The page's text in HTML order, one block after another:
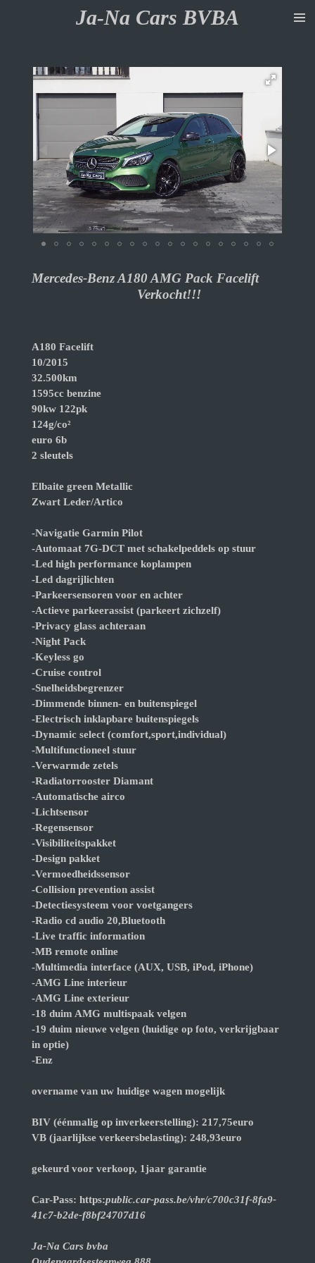
hoofdinhoud
Ja-Na Cars BVBA
Mercedes-Benz A180 AMG Pack Facelift
Verkocht!!!
A180 Facelift
10/2015
32.500km
1595cc benzine
90kw 122pk
124g/co²
euro 6b
2 sleutels
Elbaite green Metallic
Zwart Leder/Artico
-Navigatie Garmin Pilot
-Automaat 7G-DCT met schakelpeddels op stuur
-Led high performance koplampen
-Led dagrijlichten
-Parkeersensoren voor en achter
-Actieve parkeerassist (parkeert zichzelf)
-Privacy glass achteraan
-Night Pack
-Keyless go
-Cruise control
-Snelheidsbegrenzer
-Dimmende binnen- en buitenspiegel
-Electrisch inklapbare buitenspiegels
-Dynamic select (comfort,sport,individual)
-Multifunctioneel stuur
-Verwarmde zetels
-Radiatorrooster Diamant
-Automatische airco
-Lichtsensor
-Regensensor
-Visibiliteitspakket
-Design pakket
-Vermoedheidssensor
-Collision prevention assist
-Detectiesysteem voor voetgangers
-Radio cd audio 20,Bluetooth
-Live traffic information
-MB remote online
-Multimedia interface (AUX, USB, iPod, iPhone)
-AMG Line interieur
-AMG Line exterieur
-18 duim AMG multispaak velgen
-19 duim nieuwe velgen (huidige op foto, verkrijgbaar
in optie)
-Enz
overname van uw huidige wagen mogelijk
BIV (éénmalig op inverkeerstelling): 217,75euro
VB (jaarlijkse verkeersbelasting): 248,93euro
gekeurd voor verkoop, 1jaar garantie
Car-Pass: https:public.car-pass.be/vhr/c700c31f-8fa9-
41c7-b2de-f8bf24707d16
Ja-Na Cars bvba